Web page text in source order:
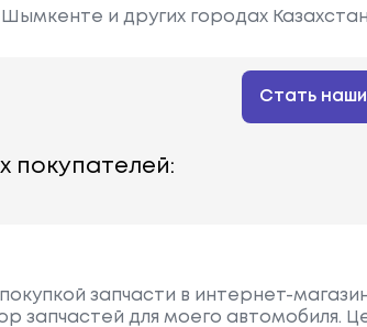
и других городах
Стать
покупателей:
запчасти в интернет-
запчастей для моего автомобиля.